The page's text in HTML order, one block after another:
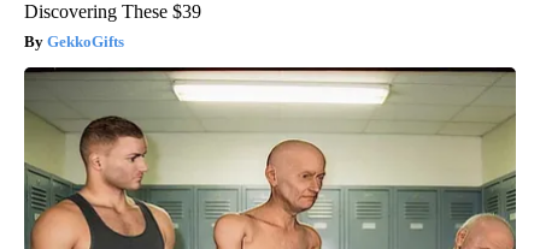
Discovering These $39
GekkoGifts